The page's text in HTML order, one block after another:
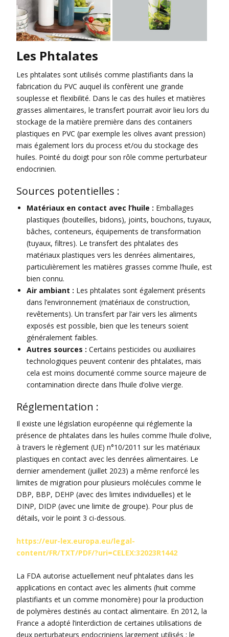
Les Phtalates
Les phtalates sont utilisés comme plastifiants dans la
fabrication du PVC auquel ils confèrent une grande
souplesse et flexibilité. Dans le cas des huiles et matières
grasses alimentaires, le transfert pourrait avoir lieu lors du
stockage de la matière première dans des containers
plastiques en PVC (par exemple les olives avant pression)
mais également lors du process et/ou du stockage des
huiles. Pointé du doigt pour son rôle comme perturbateur
endocrinien.
Sources potentielles :
Matériaux en contact avec l’huile : Emballages
plastiques (bouteilles, bidons), joints, bouchons, tuyaux,
bâches, conteneurs, équipements de transformation
(tuyaux, filtres). Le transfert des phtalates des
matériaux plastiques vers les denrées alimentaires,
particulièrement les matières grasses comme l’huile, est
bien connu.
Air ambiant : Les phtalates sont également présents
dans l’environnement (matériaux de construction,
revêtements). Un transfert par l’air vers les aliments
exposés est possible, bien que les teneurs soient
généralement faibles.
Autres sources : Certains pesticides ou auxiliaires
technologiques peuvent contenir des phtalates, mais
cela est moins documenté comme source majeure de
contamination directe dans l’huile d’olive vierge.
Réglementation :
Il existe une législation européenne qui réglemente la
présence de phtalates dans les huiles comme l’huile d’olive,
à travers le règlement (UE) n°10/2011 sur les matériaux
plastiques en contact avec les denrées alimentaires. Le
dernier amendement (juillet 2023) a même renforcé les
limites de migration pour plusieurs molécules comme le
DBP, BBP, DEHP (avec des limites individuelles) et le
DINP, DIDP (avec une limite de groupe). Pour plus de
détails, voir le point 3 ci-dessous.
https://eur-lex.europa.eu/legal-
content/FR/TXT/PDF/?uri=CELEX:32023R1442
La FDA autorise actuellement neuf phtalates dans les
applications en contact avec les aliments (huit comme
plastifiants et un comme monomère) pour la production
de polymères destinés au contact alimentaire. En 2012, la
France a adopté l’interdiction de certaines utilisations de
deux perturbateurs endocriniens largement utilisés : le